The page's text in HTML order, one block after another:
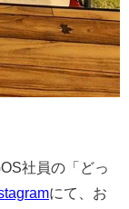
社員の「どっ
にて、お